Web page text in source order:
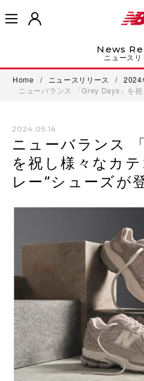
News
ニュースリ
Home / ニュースリリース / 2024
ニューバランス 「Grey Days」を
2024.05.16
ニューバランス
を祝し様々なカ
レー”シューズが